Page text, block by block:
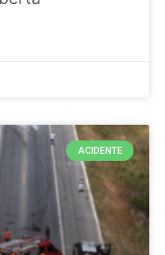
ACIDENTE